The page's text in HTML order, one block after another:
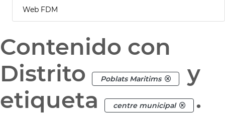
Web FDM
Contenido con
Distrito
Poblats Maritims
y
etiqueta
centre municipal .